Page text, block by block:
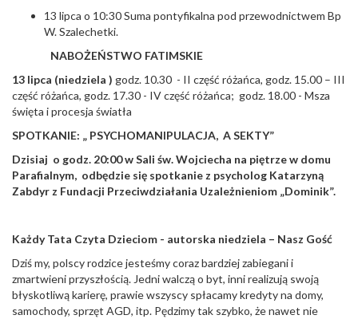
13 lipca o 10:30 Suma pontyfikalna pod przewodnictwem Bp
W. Szalechetki.
NABOŻEŃSTWO FATIMSKIE
13 lipca (niedziela ) godz. 10.30 - II część różańca, godz. 15.00 – III
część różańca, godz. 17.30 - IV część różańca; godz. 18.00 - Msza
święta i procesja światła
SPOTKANIE: „ PSYCHOMANIPULACJA, A SEKTY”
Dzisiaj o godz. 20:00 w Sali św. Wojciecha na piętrze w domu
Parafialnym, odbędzie się spotkanie z psycholog Katarzyną
Zabdyr z Fundacji Przeciwdziałania Uzależnieniom „Dominik”.
Każdy Tata Czyta Dzieciom - autorska niedziela – Nasz Gość
Dziś my, polscy rodzice jesteśmy coraz bardziej zabiegani i
zmartwieni przyszłością. Jedni walczą o byt, inni realizują swoją
błyskotliwą karierę, prawie wszyscy spłacamy kredyty na domy,
samochody, sprzęt AGD, itp. Pędzimy tak szybko, że nawet nie